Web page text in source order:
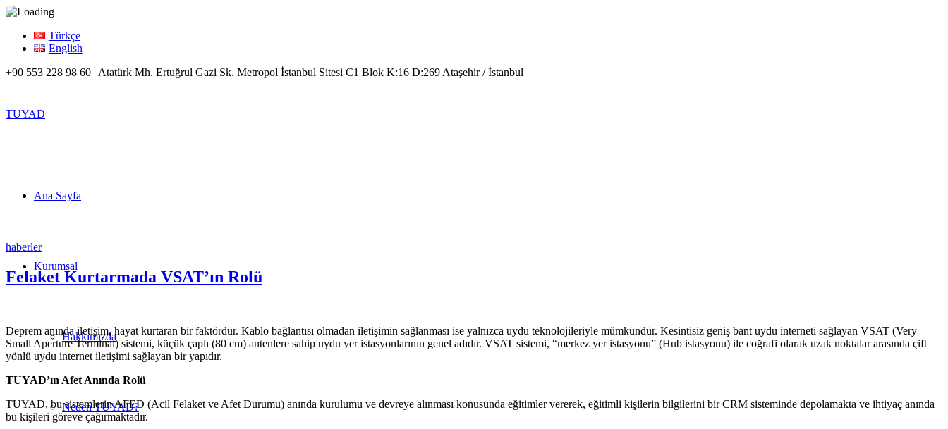
Türkçe
English
+90 553 228 98 60 | Atatürk Mh. Ertuğrul Gazi Sk. Metropol İstanbul Sitesi C1 Blok K:16 D:269 Ataşehir / İstanbul
TUYAD
Ana Sayfa
Kurumsal
Hakkımızda
Neden TUYAD?
haberler
Felaket Kurtarmada VSAT’ın Rolü
Deprem anında iletişim, hayat kurtaran bir faktördür. Kablo bağlantısı olmadan iletişimin sağlanması ise yalnızca uydu teknolojileriyle mümkündür. Kesintisiz geniş bant uydu interneti sağlayan VSAT (Very
Small Aperture Terminal) sistemi, küçük çaplı (80 cm) antenlere sahip uydu yer istasyonlarının genel adıdır. VSAT sistemi, “merkez yer istasyonu” (Hub istasyonu) ile coğrafi olarak uzak noktalar arasında çift
yönlü uydu internet iletişimi sağlayan bir yapıdır.
TUYAD’ın Afet Anında Rolü
TUYAD, bu sistemlerin AFED (Acil Felaket ve Afet Durumu) anında kurulumu ve devreye alınması konusunda eğitimler vererek, eğitimli kişilerin bilgilerini bir CRM sisteminde depolamakta ve ihtiyaç anında
bu kişileri göreve çağırmaktadır.